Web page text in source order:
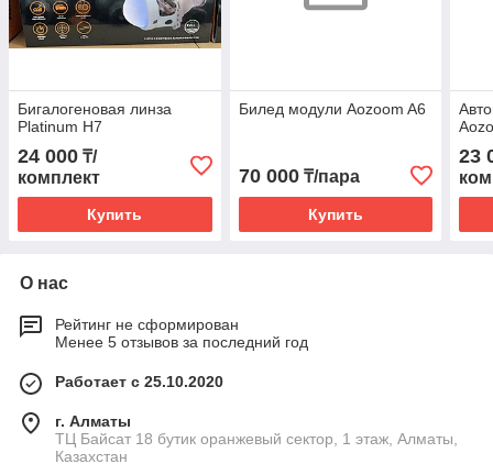
Бигалогеновая линза
Platinum H7
24 000 ₸/
комплект
Купить
Билед модули Aozoom A6
70 000₸/пара
Купить
23
О нас
Рейтинг не сформирован
Менее 5 отзывов за последний год
Работает с 25.10.2020
г. Алматы
ТЦ Байсат 18 бутик оранжевый сектор, 1 этаж, Алматы,
Казахстан